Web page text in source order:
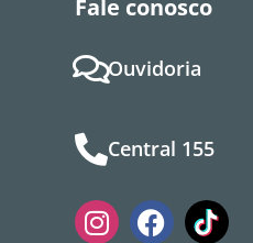
Fale conosco
Ouvidoria
Central 155